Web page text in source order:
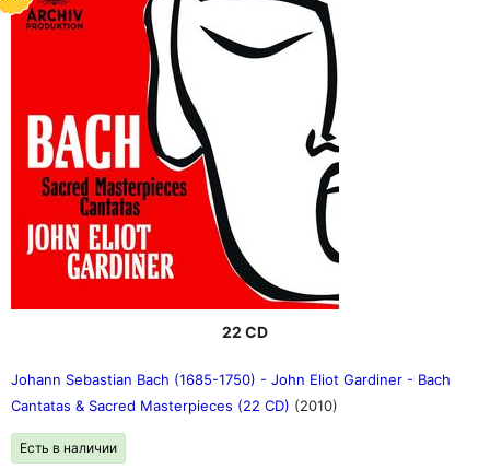
22 CD
Johann Sebastian Bach (1685-1750) - John Eliot Gardiner - Bach
Cantatas & Sacred Masterpieces (22 CD) (2010)
Есть в наличии